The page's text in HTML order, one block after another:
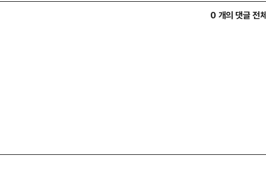
0 개의 댓글 전